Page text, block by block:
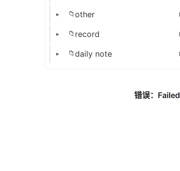
other
record
daily note